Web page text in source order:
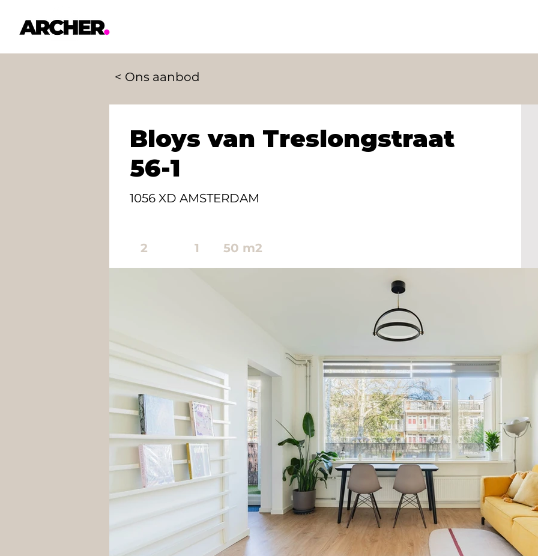
< Ons aanbod
Bloys van Treslongstraat
56-1
1056 XD AMSTERDAM
2 1 50 m2